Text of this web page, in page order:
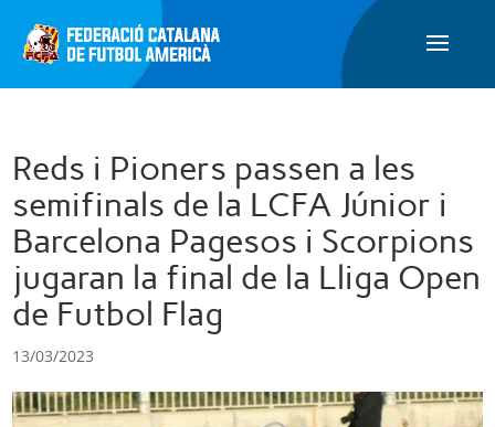
Reds i Pioners passen a les
semifinals de la LCFA Júnior i
Barcelona Pagesos i Scorpions
jugaran la final de la Lliga Open
de Futbol Flag
13/03/2023